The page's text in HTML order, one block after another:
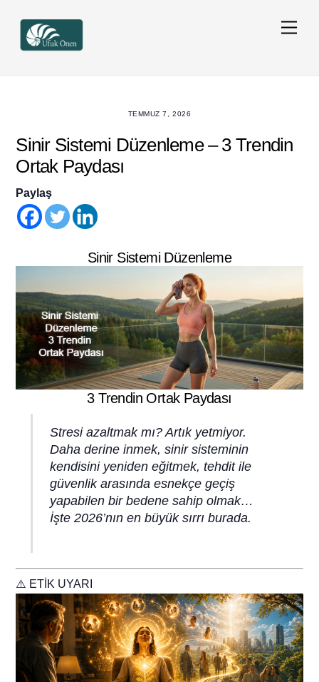
content
TEMMUZ 7, 2026
Sinir Sistemi Düzenleme – 3 Trendin
Ortak Paydası
Paylaş
Sinir Sistemi Düzenleme
3 Trendin Ortak Paydası
Stresi azaltmak mı? Artık yetmiyor.
Daha derine inmek, sinir sisteminin
kendisini yeniden eğitmek, tehdit ile
güvenlik arasında esnekçe geçiş
yapabilen bir bedene sahip olmak…
İşte 2026’nın en büyük sırrı burada.
⚠️ ETİK UYARI